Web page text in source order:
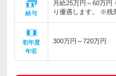
給与
月給25万円～60万
り優遇します。 ※残
初年度
年収
300万円～720万円